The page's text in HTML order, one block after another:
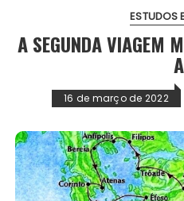
ESTUDOS
A SEGUNDA VIAGEM
A
16 de março de 2022